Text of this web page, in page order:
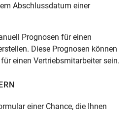
Abschlussdatum einer
Prognosen für einen
Diese Prognosen können
einen Vertriebsmitarbeiter sein.
einer Chance, die Ihnen